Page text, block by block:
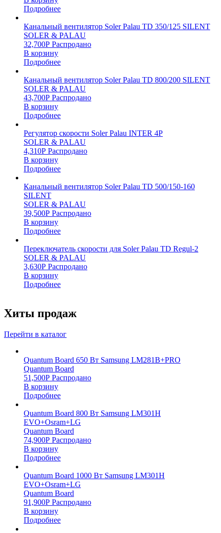
Подробнее
Канальный вентилятор Soler Palau TD 350/125 SILENT
SOLER & PALAU
32,700Р Распродано
В корзину
Подробнее
Канальный вентилятор Soler Palau TD 800/200 SILENT
SOLER & PALAU
43,700Р Распродано
В корзину
Подробнее
Регулятор скорости Soler Palau INTER 4P
SOLER & PALAU
4,310Р Распродано
В корзину
Подробнее
Канальный вентилятор Soler Palau TD 500/150-160
SILENT
SOLER & PALAU
39,500Р Распродано
В корзину
Подробнее
Переключатель скорости для Soler Palau TD Regul-2
SOLER & PALAU
3,630Р Распродано
В корзину
Подробнее
Хиты продаж
Перейти в каталог
Quantum Board 650 Вт Samsung LM281B+PRO
Quantum Board
51,500Р Распродано
В корзину
Подробнее
Quantum Board 800 Вт Samsung LM301H
EVO+Osram+LG
Quantum Board
74,900Р Распродано
В корзину
Подробнее
Quantum Board 1000 Вт Samsung LM301H
EVO+Osram+LG
Quantum Board
91,900Р Распродано
В корзину
Подробнее